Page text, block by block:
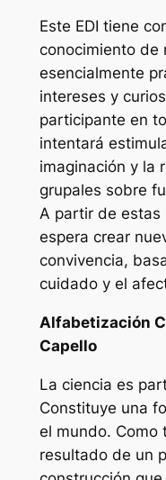
Este EDI tiene
conocimiento de
esencialmente
intereses y
participante en
intentará
imaginación y la
grupales sobre
A partir de estas
espera crear
convivencia,
cuidado y el
Alfabetización
Capello
La ciencia es
Constituye una
el mundo. Como
resultado de un